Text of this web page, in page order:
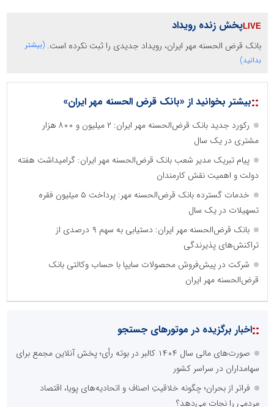
پخش زنده رویداد
بانک قرض الحسنه مهر ایران، رویداد جدیدی را ثبت نکرده است. (بیشتر
بدانید)
::بیشتر بخوانید از «بانک قرض الحسنه مهر ایران»
رکورد جدید بانک قرض‌الحسنه مهر ایران: ۲ میلیون و ۸۰۰ هزار
مشتری در یک سال
پیام تبریک مدیر شعب بانک قرض‌الحسنه مهر ایران: گرامیداشت هفته
دولت و اهمیت نقش کارمندان
خدمات گسترده بانک قرض‌الحسنه مهر: پرداخت ۵ میلیون فقره
تسهیلات در یک سال
بانک قرض‌الحسنه مهر ایران: دستیابی به سهم ۹ درصدی از
تراکنش‌های پذیرندگی
شرکت در پیش‌فروش محصولات سایپا با حساب وکالتی بانک
قرض‌الحسنه مهر ایران
نظرسنجی
مهمترین نیازمندی ساختار اطلاع رسانی روابط عمومی های نوین کدام
گزینه است؟
راه اندازی خبرگزاری داخلی
همراهی شبکه های اجتماعی و پیام رسان ها